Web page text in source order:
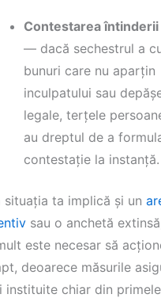
Contestarea
— dacă sechestrul a
bunuri care nu aparțin
inculpatului sau
legale, terțele
au dreptul de a
contestație la instanță.
situația ta implică și un
sau o anchetă
este necesar să
deoarece măsurile
instituite chiar din